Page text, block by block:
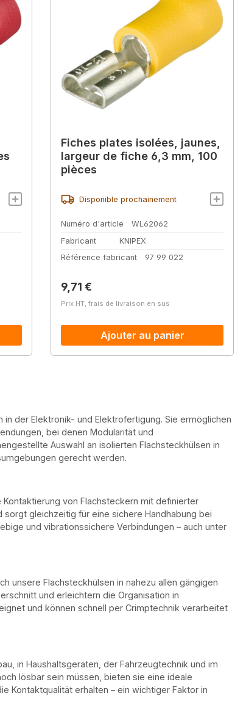
Fiches plates isolées, jaunes,
largeur de fiche 6,3 mm, 100
pièces
Disponible prochainement
Numéro d'article
WL62062
Fabricant
KNIPEX
Référence fabricant
97 99 022
Prix régulier :
9,71 €
Prix HT, frais de livraison en sus
Ajouter au panier
der Elektronik- und Elektrofertigung. Sie ermöglichen
bei denen Modularität und
Auswahl an isolierten Flachsteckhülsen in
gerecht werden.
von Flachsteckern mit definierter
gleichzeitig für eine sichere Handhabung bei
und vibrationssichere Verbindungen – auch unter
unsere Flachsteckhülsen in nahezu allen gängigen
und erleichtern die Organisation in
und können schnell per Crimptechnik verarbeitet
in Haushaltsgeräten, der Fahrzeugtechnik und im
lösbar sein müssen, bieten sie eine ideale
Kontaktqualität erhalten – ein wichtiger Faktor in